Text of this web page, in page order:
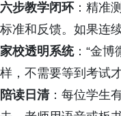
六步教学闭环 ：精准
标准和反馈。如果连
家校透明系统：“金博
样，不需要等到考试才
陪读日清：每位学生